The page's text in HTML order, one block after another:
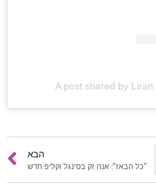
A post shared by
הבא
"כל הבאז": אנה זק בסינגל וקליפ חדש